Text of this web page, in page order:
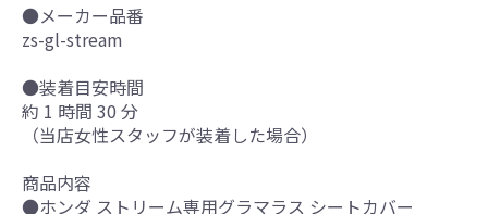
●メーカー品番
zs-gl-stream
●装着目安時間
約 1 時間 30 分
（当店女性スタッフが装着した場合）
商品内容
●ホンダ ストリーム専用グラマラス シートカバー